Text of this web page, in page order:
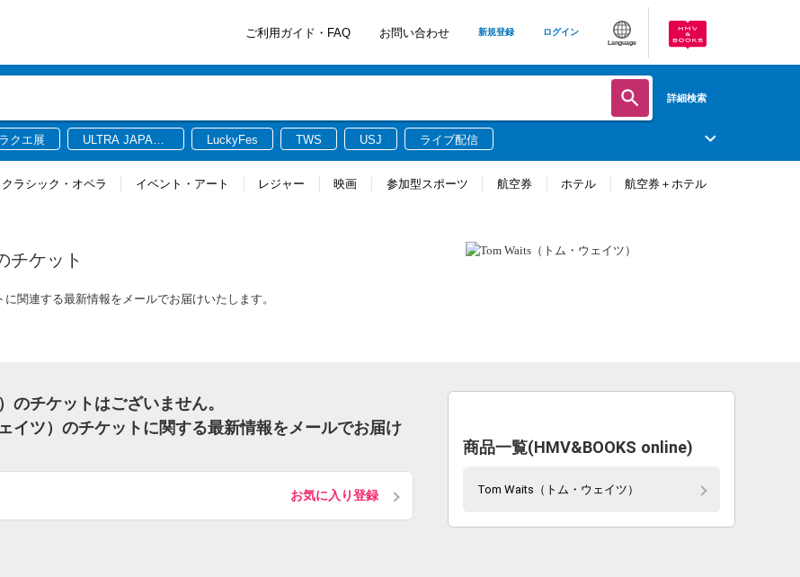
ご利用ガイド・FAQ お問い合わせ 新規登録 ログイン
Language
詳細検索
クエ展
ULTRA JAPAN
LuckyFes TWS USJ ライブ配信
クラシック・オペラ イベント・アート レジャー 映画 参加型スポーツ 航空券 ホテル 航空券＋ホテル
チケット
関連する最新情報をメールでお届けいたします。
チケットはございません。
ツ）のチケットに関する最新情報をメールでお届け
お気に入り登録
商品一覧(HMV&BOOKS online)
Tom Waits（トム・ウェイツ）